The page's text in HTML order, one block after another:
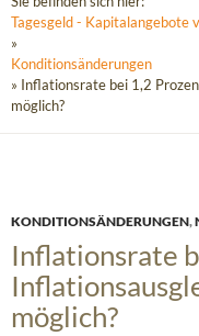
Tagesgeld - Kapitalangebote
»
Konditionsänderungen
» Inflationsrate bei 1,2
möglich?
KONDITIONSÄNDERUNGEN,
Inflationsrate
möglich?